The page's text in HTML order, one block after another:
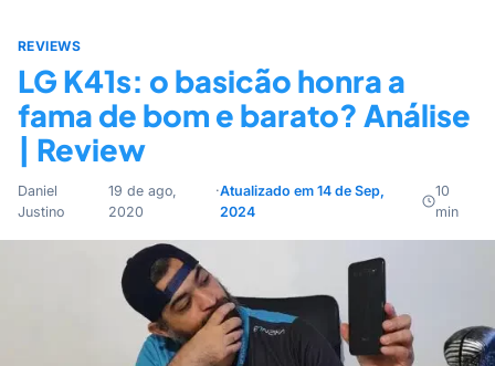
REVIEWS
LG K41s: o basicão honra a
fama de bom e barato? Análise
| Review
Daniel
Justino
19 de ago,
2020
·Atualizado em 14 de Sep,
2024
10
min